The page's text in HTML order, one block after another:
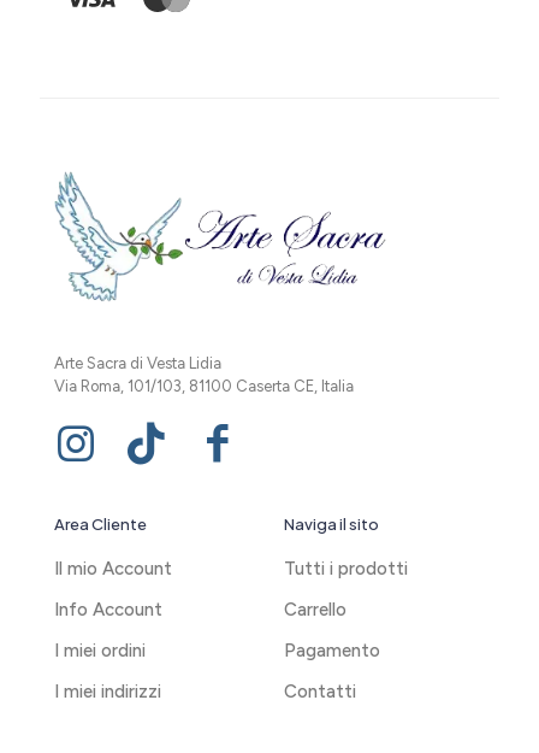
Arte Sacra di Vesta Lidia
Via Roma, 101/103, 81100 Caserta CE, Italia
Area Cliente
Il mio Account
Info Account
I miei ordini
I miei indirizzi
Naviga il sito
Tutti i prodotti
Carrello
Pagamento
Contatti